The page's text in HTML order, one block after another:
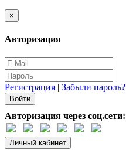
×
Авторизация
Регистрация | Забыли пароль?
Авторизация через соц.сети:
Личный кабинет